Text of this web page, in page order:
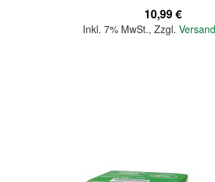
10,99 €
Inkl. 7% MwSt.,Zzgl.